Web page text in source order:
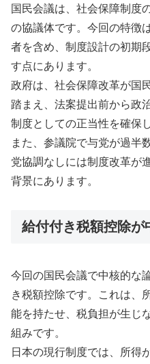
国民会議は、社会保障制度
の協議体です。今回の特徴
者を含め、制度設計の初期
す点にあります。
政府は、社会保障改革が国
踏まえ、法案提出前から政
制度としての正当性を確保
また、参議院で与党が過半
党協調なしには制度改革が
背景にあります。
給付付き税額控除が
今回の国民会議で中核的な
き税額控除です。これは、
能を持たせ、税負担が生じ
組みです。
日本の現行制度では、所得